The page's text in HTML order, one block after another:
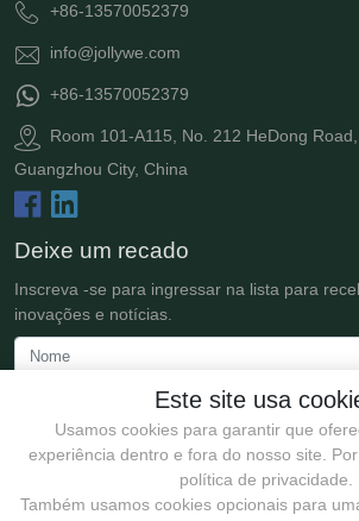
Este site usa
Usamos cookies para garantir que
experiência dentro e fora do nosso site.
política de privacidade.
Também usamos cookies opcionais para
+86-13570052379
info@jollywe.com
+86-13570052379
Room 101-A115, No. 212 HeDong
Guangzhou City, China
Deixe um recado
Inscreva -se para ingressar na lista para
inovações e notícias.